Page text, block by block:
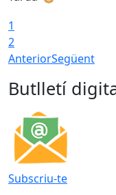
1
2
AnteriorSegüent
Butlletí
Subscriu-te